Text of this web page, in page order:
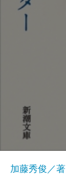
加藤秀俊／著